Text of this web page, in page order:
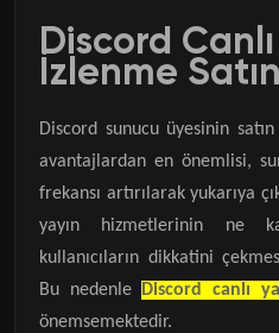
Discord Canlı
İzlenme
Discord sunucu üyesinin
avantajlardan en önemlisi,
frekansı artırılarak yukarıya
yayın hizmetlerinin ne
kullanıcıların dikkatini
Bu nedenle
Discord canlı
önemsemektedir.